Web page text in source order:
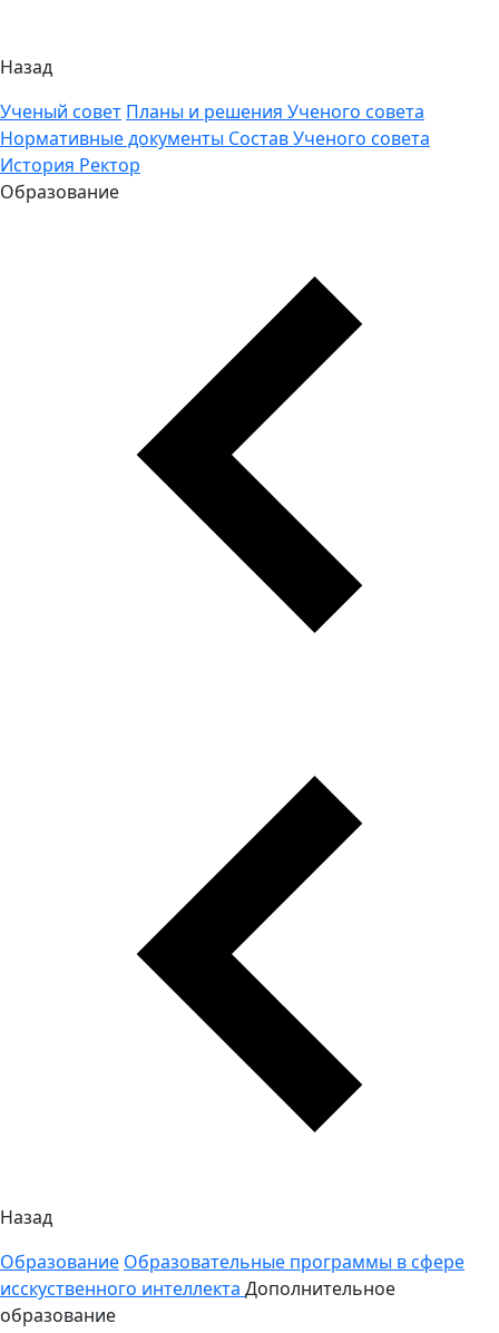
Назад
Ученый совет Планы и решения Ученого совета
Нормативные документы Состав Ученого совета
История Ректор
Образование
Назад
Образование Образовательные программы в сфере
исскуственного интеллекта Дополнительное
образование